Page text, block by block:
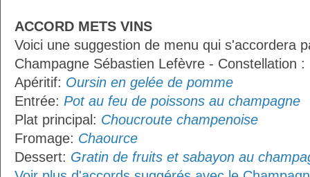
ACCORD METS VINS
Voici une suggestion de menu qui s'accordera
Champagne Sébastien Lefèvre - Constellation :
Apéritif: Oursin en gelée de pomme
Entrée: Pot au feu de poissons au champagne
Plat principal: Choucroute champenoise
Fromage: Chaource
Dessert: Gratin de fruits et sabayon au